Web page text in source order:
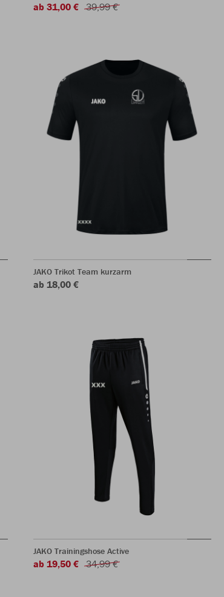
ab 31,00 € 39,99 €
JAKO Trikot Team kurzarm
ab 18,00 €
JAKO Trainingshose Active
ab 19,50 € 34,99 €